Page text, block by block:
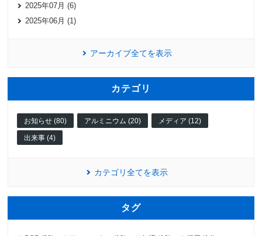
2025年07月 (6)
2025年06月 (1)
アーカイブ全てを表示
カテゴリ
お知らせ (80) アルミニウム (20) メディア (12)
出来事 (4)
カテゴリ全てを表示
タグ